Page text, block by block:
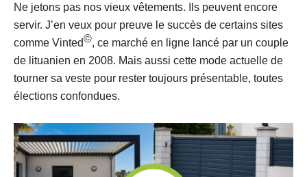
Ne jetons pas nos vieux vêtements. Ils peuvent encore
servir. J’en veux pour preuve le succès de certains sites
comme Vinted©, ce marché en ligne lancé par un couple
de lituanien en 2008. Mais aussi cette mode actuelle de
tourner sa veste pour rester toujours présentable, toutes
élections confondues.